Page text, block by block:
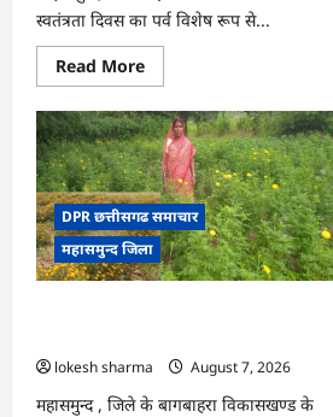
स्वतंत्रता दिवस का पर्व विशेष रूप से...
Read MoreRead
more
CG
:
15
अगस्त
को
जिले
में
आजादी
का
जश्न
साक्षरता
में
जाएगा
DPR छत्तीसगढ समाचार
महासमुन्द जिला
lokesh sharma
August 7, 2026
महासमुन्द , जिले के बागबाहरा विकासखण्ड के